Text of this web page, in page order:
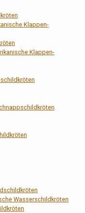
Klappen-
Klappen-
Wasserschildkröten